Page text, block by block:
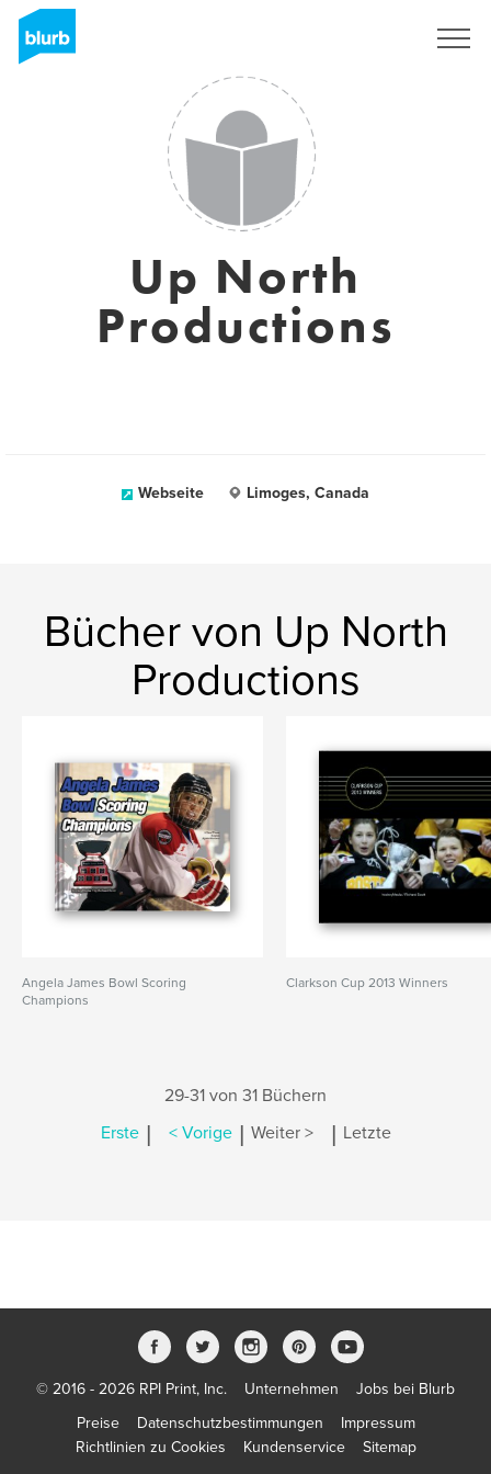
Up North
Productions
Webseite Limoges, Canada
Bücher von Up North
Productions
Angela James Bowl Scoring
Champions
Clarkson Cup 2013 Winners
29-31 von 31 Büchern
Erste | < Vorige | Weiter > | Letzte
© 2016 - 2026 RPI Print, Inc. Unternehmen
Jobs bei Blurb
Preise
Datenschutzbestimmungen
Impressum
Richtlinien zu Cookies
Kundenservice Sitemap